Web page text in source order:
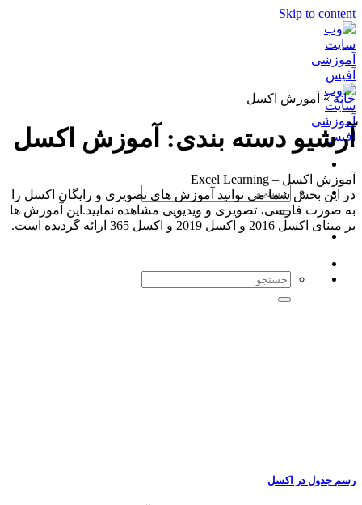
Skip to content
خانه» آموزش اکسل
آرشیو دسته بندی: آموزش اکسل
آموزش اکسل – Excel Learning
در این بخش شما می توانید آموزش های تصویری و رایگان اکسل را
به صورت فارسی، تصویری و ویدیویی مشاهده نمایید.این آموزش ها
بر مبنای اکسل 2016 و اکسل 2019 و اکسل 365 ارائه گردیده است.
رسم جدول در اکسل